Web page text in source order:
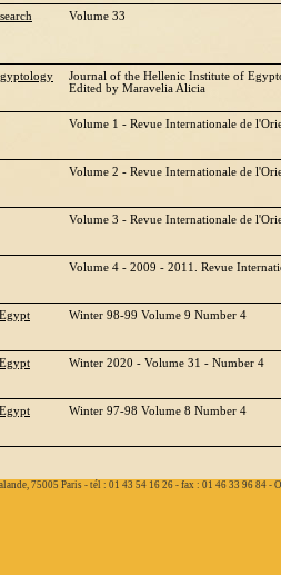
Volume 33
Journal of the Hellenic Institute of
Edited by Maravelia Alicia
Volume 1 - Revue Internationale de
Volume 2 - Revue Internationale de
Volume 3 - Revue Internationale de
Volume 4 - 2009 - 2011. Revue
Winter 98-99 Volume 9 Number 4
Winter 2020 - Volume 31 - Number 4
Winter 97-98 Volume 8 Number 4
75005 Paris - tél : 01 43 54 16 26 - fax : 01 46 33 96 84